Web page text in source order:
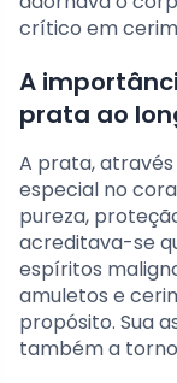
crítico em
A
prata ao
A prata,
especial no
pureza,
acreditava-se
espíritos
amuletos e
propósito. Sua
também a